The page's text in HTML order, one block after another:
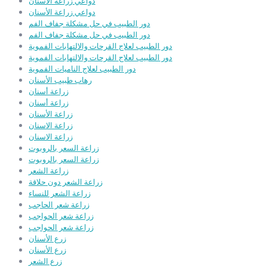
دواعي زراعة الأسنان
دور الطبيب في حل مشكلة جفاف الفم
دور الطبيب في حل مشكلة جفاف الفم
دور الطبيب لعلاج القرحات والالتهابات الفموية
دور الطبيب لعلاج القرحات والالتهابات الفموية
دور الطبيب لعلاج الناميات الفموية
رهاب طبيب الأسنان
زراعة أسنان
زراعة أسنان
زراعة الأسنان
زراعة الاسنان
زراعة الاسنان
زراعة السعر بالروبوت
زراعة السعر بالروبوت
زراعة الشعر
زراعة الشعر دون حلاقة
زراعة الشعر للنساء
زراعة شعر الحاجب
زراعة شعر الحواجب
زراعة شعر الحواجب
زرع الأسنان
زرع الأسنان
زرع الشعر